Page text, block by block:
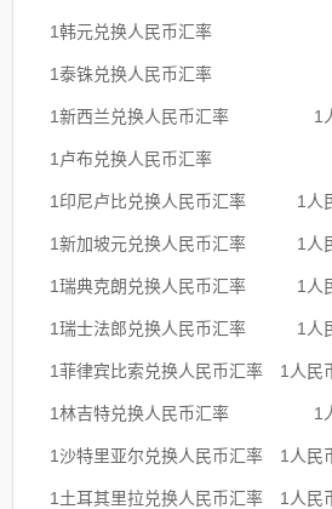
1韩元兑换人民币汇率
1泰铢兑换人民币汇率
1新西兰兑换人民币汇率 1
1卢布兑换人民币汇率
1印尼卢比兑换人民币汇率 1人
1新加坡元兑换人民币汇率 1人
1瑞典克朗兑换人民币汇率 1人
1瑞士法郎兑换人民币汇率 1人
1菲律宾比索兑换人民币汇率 1人民
1林吉特兑换人民币汇率 1
1沙特里亚尔兑换人民币汇率 1人民
1土耳其里拉兑换人民币汇率 1人民